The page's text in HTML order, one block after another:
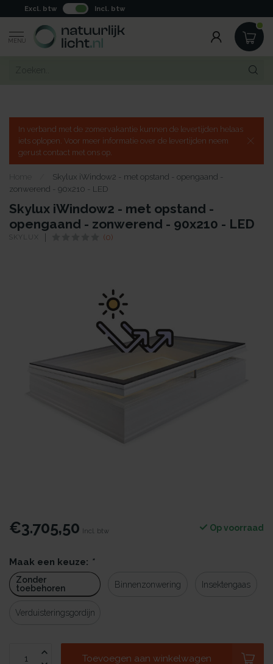
Excl. btw Incl. btw
MENU
In verband met de zomervakantie kunnen de levertijden helaas
iets oplopen. Voor meer informatie over de levertijden neem
gerust contact met ons op.
Home
Skylux iWindow2 - met opstand - opengaand -
zonwerend - 90x210 - LED
Skylux iWindow2 - met opstand -
opengaand - zonwerend - 90x210 - LED
SKYLUX (0)
€3.705,50 Incl. btw Op voorraad
Maak een keuze: *
Zonder
toebehoren
Binnenzonwering Insektengaas
Verduisteringsgordijn
Toevoegen aan winkelwagen